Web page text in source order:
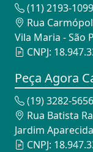
(11) 2193-1099
Rua
Vila Maria - São
CNPJ:
Peça Agora
(19) 3282-5656
Rua Batista
Jardim
CNPJ: